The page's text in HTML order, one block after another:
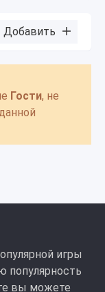
Добавить
Гости, не
игры
популярность
вы можете